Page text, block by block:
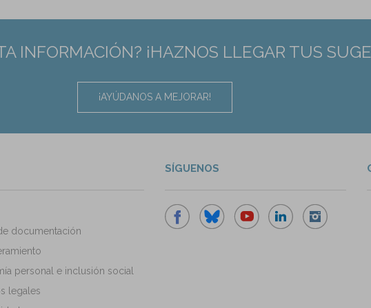
INFORMACIÓN? ¡HAZNOS LLEGAR TUS
¡AYÚDANOS A MEJORAR!
documentación
personal e inclusión social
legales
SÍGUENOS